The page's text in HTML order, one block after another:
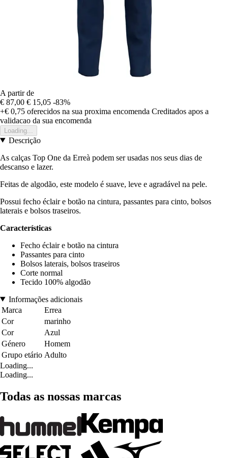
A partir de
€ 87,00 € 15,05 -83%
+€ 0,75 oferecidos na sua proxima encomenda Creditados apos a
validacao da sua encomenda
Loading...
Descrição
As calças Top One da Erreà podem ser usadas nos seus dias de
descanso e lazer.
Feitas de algodão, este modelo é suave, leve e agradável na pele.
Possui fecho éclair e botão na cintura, passantes para cinto, bolsos
laterais e bolsos traseiros.
Características
Fecho éclair e botão na cintura
Passantes para cinto
Bolsos laterais, bolsos traseiros
Corte normal
Tecido 100% algodão
Informações adicionais
Marca
Errea
Cor
marinho
Cor
Azul
Género
Homem
Grupo etário Adulto
Loading...
Loading...
Todas as nossas marcas